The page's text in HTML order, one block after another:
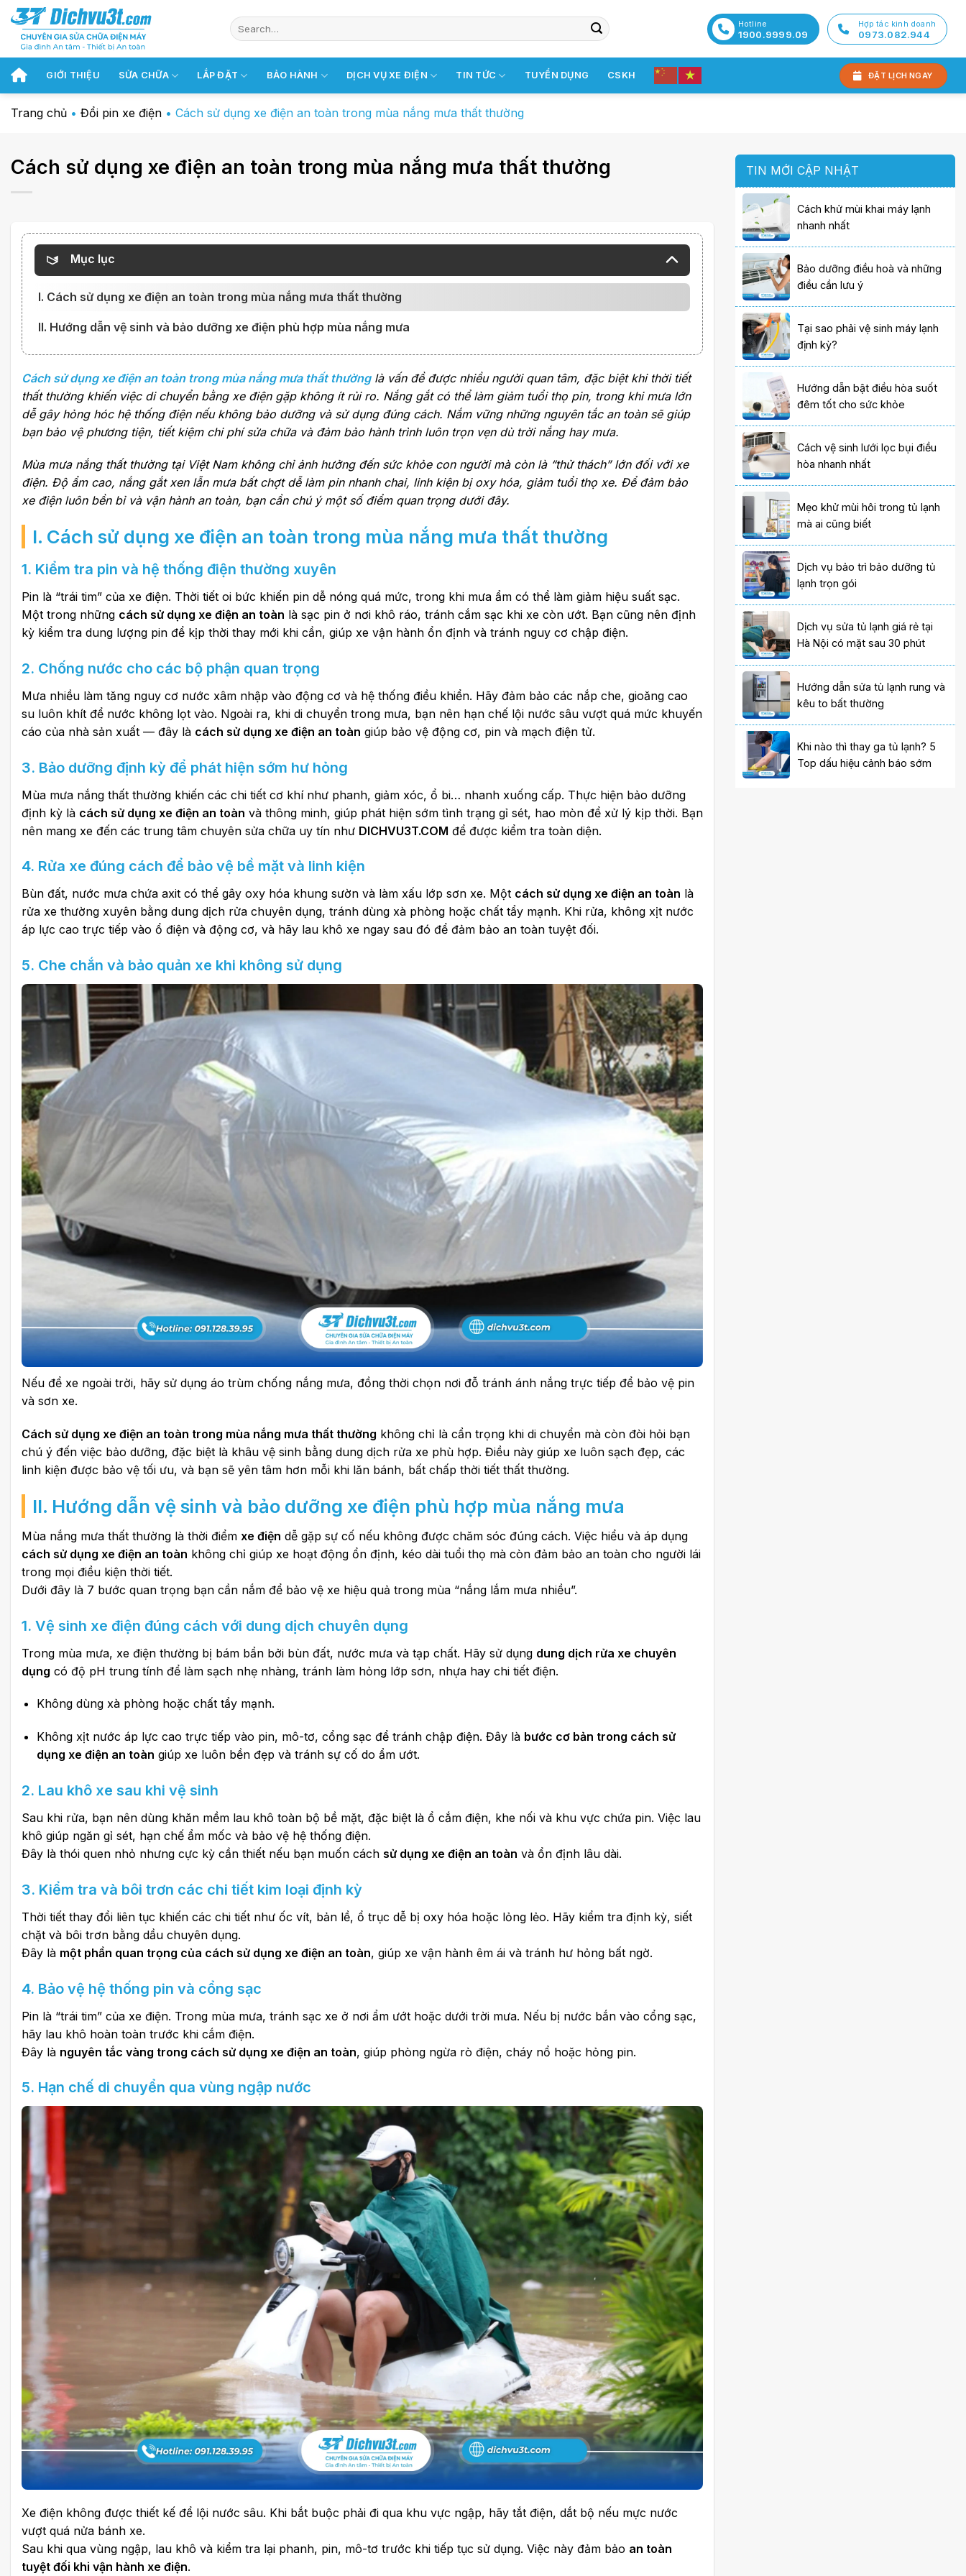
Chuyển
đến
dung
Hotline
1900.9999.09
Hợp tác kinh doanh
0973.082.944
GIỚI THIỆU SỬA CHỮA LẮP ĐẶT BẢO HÀNH DỊCH VỤ XE ĐIỆN TIN TỨC TUYỂN DỤNG CSKH ĐẶT LỊCH NGAY
Trang chủ • Đổi pin xe điện • Cách sử dụng xe điện an toàn trong mùa nắng mưa thất thường
Cách sử dụng xe điện an toàn trong mùa nắng mưa thất thường
Mục lục
I. Cách sử dụng xe điện an toàn trong mùa nắng mưa thất thường
II. Hướng dẫn vệ sinh và bảo dưỡng xe điện phù hợp mùa nắng mưa
Cách sử dụng xe điện an toàn trong mùa nắng mưa thất thườnglà vấn đề được nhiều người quan tâm, đặc biệt khi thời tiết
thất thường khiến việc di chuyển bằng xe điện gặp không ít rủi ro. Nắng gắt có thể làm giảm tuổi thọ pin, trong khi mưa lớn
dễ gây hỏng hóc hệ thống điện nếu không bảo dưỡng và sử dụng đúng cách. Nắm vững những nguyên tắc an toàn sẽ giúp
bạn bảo vệ phương tiện, tiết kiệm chi phí sửa chữa và đảm bảo hành trình luôn trọn vẹn dù trời nắng hay mưa.
Mùa mưa nắng thất thường tại Việt Nam không chỉ ảnh hưởng đến sức khỏe con người mà còn là “thử thách” lớn đối với xe
điện. Độ ẩm cao, nắng gắt xen lẫn mưa bất chợt dễ làm pin nhanh chai, linh kiện bị oxy hóa, giảm tuổi thọ xe. Để đảm bảo
xe điện luôn bền bỉ và vận hành an toàn, bạn cần chú ý một số điểm quan trọng dưới đây.
I. Cách sử dụng xe điện an toàn trong mùa nắng mưa thất thường
1. Kiểm tra pin và hệ thống điện thường xuyên
Pin là “trái tim” của xe điện. Thời tiết oi bức khiến pin dễ nóng quá mức, trong khi mưa ẩm có thể làm giảm hiệu suất sạc.
Một trong những cách sử dụng xe điện an toàn là sạc pin ở nơi khô ráo, tránh cắm sạc khi xe còn ướt. Bạn cũng nên định
kỳ kiểm tra dung lượng pin để kịp thời thay mới khi cần, giúp xe vận hành ổn định và tránh nguy cơ chập điện.
2. Chống nước cho các bộ phận quan trọng
Mưa nhiều làm tăng nguy cơ nước xâm nhập vào động cơ và hệ thống điều khiển. Hãy đảm bảo các nắp che, gioăng cao
su luôn khít để nước không lọt vào. Ngoài ra, khi di chuyển trong mưa, bạn nên hạn chế lội nước sâu vượt quá mức khuyến
cáo của nhà sản xuất — đây là cách sử dụng xe điện an toàn giúp bảo vệ động cơ, pin và mạch điện tử.
3. Bảo dưỡng định kỳ để phát hiện sớm hư hỏng
Mùa mưa nắng thất thường khiến các chi tiết cơ khí như phanh, giảm xóc, ổ bi… nhanh xuống cấp. Thực hiện bảo dưỡng
định kỳ là cách sử dụng xe điện an toàn và thông minh, giúp phát hiện sớm tình trạng gỉ sét, hao mòn để xử lý kịp thời. Bạn
nên mang xe đến các trung tâm chuyên sửa chữa uy tín như DICHVU3T.COM để được kiểm tra toàn diện.
4. Rửa xe đúng cách để bảo vệ bề mặt và linh kiện
Bùn đất, nước mưa chứa axit có thể gây oxy hóa khung sườn và làm xấu lớp sơn xe. Một cách sử dụng xe điện an toàn là
rửa xe thường xuyên bằng dung dịch rửa chuyên dụng, tránh dùng xà phòng hoặc chất tẩy mạnh. Khi rửa, không xịt nước
áp lực cao trực tiếp vào ổ điện và động cơ, và hãy lau khô xe ngay sau đó để đảm bảo an toàn tuyệt đối.
5. Che chắn và bảo quản xe khi không sử dụng
Nếu để xe ngoài trời, hãy sử dụng áo trùm chống nắng mưa, đồng thời chọn nơi đỗ tránh ánh nắng trực tiếp để bảo vệ pin
và sơn xe.
Cách sử dụng xe điện an toàn trong mùa nắng mưa thất thường không chỉ là cẩn trọng khi di chuyển mà còn đòi hỏi bạn
chú ý đến việc bảo dưỡng, đặc biệt là khâu vệ sinh bằng dung dịch rửa xe phù hợp. Điều này giúp xe luôn sạch đẹp, các
linh kiện được bảo vệ tối ưu, và bạn sẽ yên tâm hơn mỗi khi lăn bánh, bất chấp thời tiết thất thường.
II. Hướng dẫn vệ sinh và bảo dưỡng xe điện phù hợp mùa nắng mưa
Mùa nắng mưa thất thường là thời điểm xe điện dễ gặp sự cố nếu không được chăm sóc đúng cách. Việc hiểu và áp dụng
cách sử dụng xe điện an toàn không chỉ giúp xe hoạt động ổn định, kéo dài tuổi thọ mà còn đảm bảo an toàn cho người lái
trong mọi điều kiện thời tiết.
Dưới đây là 7 bước quan trọng bạn cần nắm để bảo vệ xe hiệu quả trong mùa “nắng lắm mưa nhiều”.
1. Vệ sinh xe điện đúng cách với dung dịch chuyên dụng
Trong mùa mưa, xe điện thường bị bám bẩn bởi bùn đất, nước mưa và tạp chất. Hãy sử dụng dung dịch rửa xe chuyên
dụng có độ pH trung tính để làm sạch nhẹ nhàng, tránh làm hỏng lớp sơn, nhựa hay chi tiết điện.
Không dùng xà phòng hoặc chất tẩy mạnh.
Không xịt nước áp lực cao trực tiếp vào pin, mô-tơ, cổng sạc để tránh chập điện. Đây là bước cơ bản trong cách sử
dụng xe điện an toàn giúp xe luôn bền đẹp và tránh sự cố do ẩm ướt.
2. Lau khô xe sau khi vệ sinh
Sau khi rửa, bạn nên dùng khăn mềm lau khô toàn bộ bề mặt, đặc biệt là ổ cắm điện, khe nối và khu vực chứa pin. Việc lau
khô giúp ngăn gỉ sét, hạn chế ẩm mốc và bảo vệ hệ thống điện.
Đây là thói quen nhỏ nhưng cực kỳ cần thiết nếu bạn muốn cách sử dụng xe điện an toàn và ổn định lâu dài.
3. Kiểm tra và bôi trơn các chi tiết kim loại định kỳ
Thời tiết thay đổi liên tục khiến các chi tiết như ốc vít, bản lề, ổ trục dễ bị oxy hóa hoặc lỏng lẻo. Hãy kiểm tra định kỳ, siết
chặt và bôi trơn bằng dầu chuyên dụng.
Đây là một phần quan trọng của cách sử dụng xe điện an toàn, giúp xe vận hành êm ái và tránh hư hỏng bất ngờ.
4. Bảo vệ hệ thống pin và cổng sạc
Pin là “trái tim” của xe điện. Trong mùa mưa, tránh sạc xe ở nơi ẩm ướt hoặc dưới trời mưa. Nếu bị nước bắn vào cổng sạc,
hãy lau khô hoàn toàn trước khi cắm điện.
Đây là nguyên tắc vàng trong cách sử dụng xe điện an toàn, giúp phòng ngừa rò điện, cháy nổ hoặc hỏng pin.
5. Hạn chế di chuyển qua vùng ngập nước
Xe điện không được thiết kế để lội nước sâu. Khi bắt buộc phải đi qua khu vực ngập, hãy tắt điện, dắt bộ nếu mực nước
vượt quá nửa bánh xe.
Sau khi qua vùng ngập, lau khô và kiểm tra lại phanh, pin, mô-tơ trước khi tiếp tục sử dụng. Việc này đảm bảo an toàn
tuyệt đối khi vận hành xe điện.
TIN MỚI CẬP NHẬT
Cách khử mùi khai máy lạnh
nhanh nhất
Bảo dưỡng điều hoà và những
điều cần lưu ý
Tại sao phải vệ sinh máy lạnh
định kỳ?
Hướng dẫn bật điều hòa suốt
đêm tốt cho sức khỏe
Cách vệ sinh lưới lọc bụi điều
hòa nhanh nhất
Mẹo khử mùi hôi trong tủ lạnh
mà ai cũng biết
Dịch vụ bảo trì bảo dưỡng tủ
lạnh trọn gói
Dịch vụ sửa tủ lạnh giá rẻ tại
Hà Nội có mặt sau 30 phút
Hướng dẫn sửa tủ lạnh rung và
kêu to bất thường
Khi nào thì thay ga tủ lạnh? 5
Top dấu hiệu cảnh báo sớm